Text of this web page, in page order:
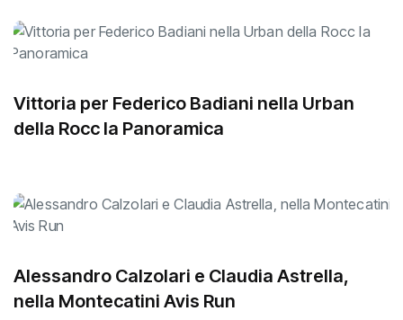
Vittoria per Federico Badiani nella Urban
della Rocc la Panoramica
Alessandro Calzolari e Claudia Astrella,
nella Montecatini Avis Run